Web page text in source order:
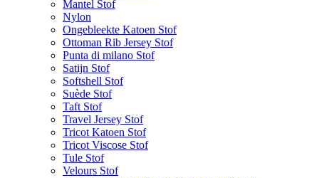
Mantel Stof
Nylon
Ongebleekte Katoen Stof
Ottoman Rib Jersey Stof
Punta di milano Stof
Satijn Stof
Softshell Stof
Suède Stof
Taft Stof
Travel Jersey Stof
Tricot Katoen Stof
Tricot Viscose Stof
Tule Stof
Velours Stof